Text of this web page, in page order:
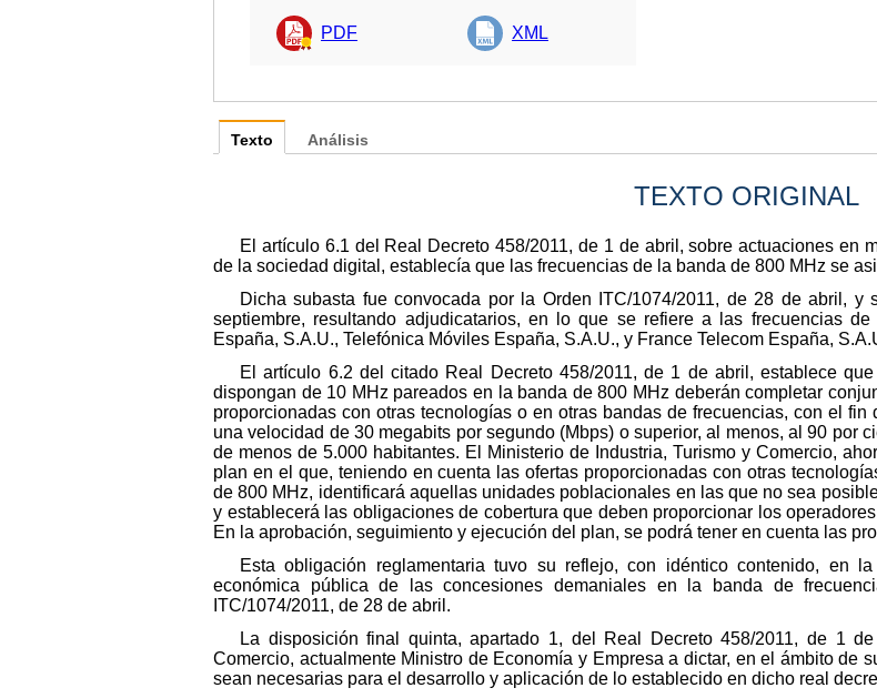
PDF XML
Texto
TEXTO ORIGINAL
El artículo 6.1 del Real Decreto 458/2011, de 1 de abril, sobre actuaciones en
de la sociedad digital, establecía que las frecuencias de la banda de 800 MHz se
Dicha subasta fue convocada por la Orden ITC/1074/2011, de 28 de abril,
septiembre, resultando adjudicatarios, en lo que se refiere a las frecuencias
España, S.A.U., Telefónica Móviles España, S.A.U., y France Telecom España,
El artículo 6.2 del citado Real Decreto 458/2011, de 1 de abril, establece
dispongan de 10 MHz pareados en la banda de 800 MHz deberán completar
proporcionadas con otras tecnologías o en otras bandas de frecuencias, con el
una velocidad de 30 megabits por segundo (Mbps) o superior, al menos, al 90 por
de menos de 5.000 habitantes. El Ministerio de Industria, Turismo y Comercio,
plan en el que, teniendo en cuenta las ofertas proporcionadas con otras
de 800 MHz, identificará aquellas unidades poblacionales en las que no sea
y establecerá las obligaciones de cobertura que deben proporcionar los
En la aprobación, seguimiento y ejecución del plan, se podrá tener en cuenta las
Esta obligación reglamentaria tuvo su reflejo, con idéntico contenido, en
económica pública de las concesiones demaniales en la banda de
ITC/1074/2011, de 28 de abril.
La disposición final quinta, apartado 1, del Real Decreto 458/2011, de 1
Comercio, actualmente Ministro de Economía y Empresa a dictar, en el ámbito de
sean necesarias para el desarrollo y aplicación de lo establecido en dicho real
Análisis